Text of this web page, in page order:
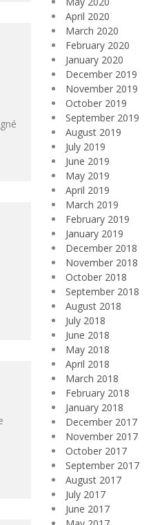
April 2020
March 2020
February 2020
January 2020
December 2019
November 2019
October 2019
September 2019
August 2019
July 2019
June 2019
May 2019
April 2019
March 2019
February 2019
January 2019
December 2018
November 2018
October 2018
September 2018
August 2018
July 2018
June 2018
May 2018
April 2018
March 2018
February 2018
January 2018
December 2017
November 2017
October 2017
September 2017
August 2017
July 2017
June 2017